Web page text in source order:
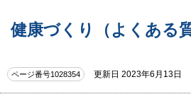
健康づくり（よくある質
ページ番号1028354 更新日 2023年6月13日